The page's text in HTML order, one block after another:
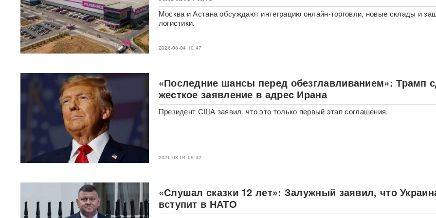
маршрут атаки ВСУ на
Геленджик
Трагедия в Севастополе:
военный устроил стрельбу в
Хмельницком — погибли
Пять человек погибли при
атаке БПЛА на Подмосковье
ВТБ, «Сбер» и Альфа-банк
перестали открываться в
Chrome и Safari: названа
вынес решение по делу об
убийстве, похищениях и
пытках
Москва и Астана обсуждают интеграцию онлайн-торговли, новые склады и
логистики.
2026-08-04 10:47
«Последние шансы перед обезглавливанием»: Трамп
жесткое заявление в адрес Ирана
Президент США заявил, что это только первый этап соглашения.
2026-08-04 09:32
«Слушал сказки 12 лет»: Залужный заявил, что
вступит в НАТО